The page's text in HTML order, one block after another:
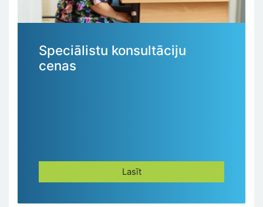
Speciālistu konsultāciju
cenas
Lasīt